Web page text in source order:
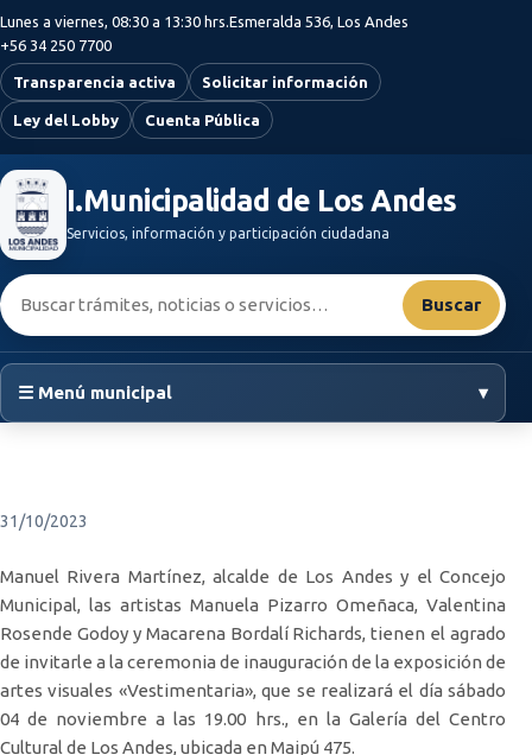
Saltar al contenido principal
Lunes a viernes, 08:30 a 13:30 hrs.Esmeralda 536, Los Andes
+56 34 250 7700
Transparencia activa Solicitar información
Ley del Lobby Cuenta Pública
I.Municipalidad de Los Andes
Servicios, información y participación ciudadana
Buscar:
Buscar
☰ Menú municipal ▾
31/10/2023
Manuel Rivera Martínez, alcalde de Los Andes y el Concejo
Municipal, las artistas Manuela Pizarro Omeñaca, Valentina
Rosende Godoy y Macarena Bordalí Richards, tienen el agrado
de invitarle a la ceremonia de inauguración de la exposición de
artes visuales «Vestimentaria», que se realizará el día sábado
04 de noviembre a las 19.00 hrs., en la Galería del Centro
Cultural de Los Andes, ubicada en Maipú 475.